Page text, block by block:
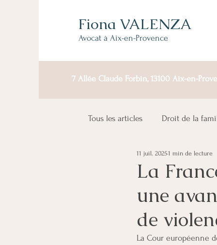
Fiona VALENZA
Avocat à Aix-en-Provence
7 Allée Claude Forbin, 13100 Aix-en-
Tous les articles Droit de la
La
une
de
11 juil. 20251 min de lecture
La Cour européenne